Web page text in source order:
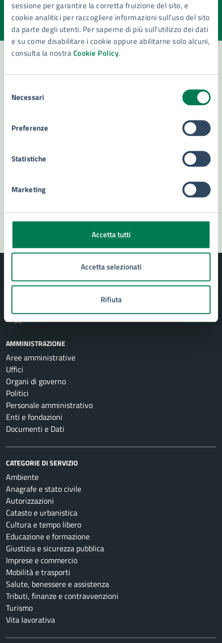
sessione per garantire la corretta fruizione del sito, e
cookie analitici per raccogliere informazioni sull'uso del sito
da parte degli utenti. Per saperne di più sull'utilizzo dei dati
e su come disabilitare i cookie oppure abilitarne solo alcuni,
consulta la nostraCookie Policy.
delNecessari
Preferenze
Statistiche
Marketing
Accetta tutti
Accetta selezionati
Rifiuta
Valuta la chiarezza delle informazioni (da 1 a 5 stelle)
Seleziona il numero di stelle per valutare la chiarezza delle
Valuta 5 stelle su 5
Valuta 4 stelle su 5
Valuta 3 stelle su 5
Valuta 2 stelle su 5
Valuta 1 stelle su 5
Leggi le domande frequenti
Richiedi assistenza
Prenota appuntamento
Problemi in città
Comune di Siracusa
AMMINISTRAZIONE
Aree amministrative
Uffici
Organi di governo
Politici
Personale amministrativo
Enti e fondazioni
Documenti e Dati
CATEGORIE DI SERVIZIO
Ambiente
Anagrafe e stato civile
Autorizzazioni
Catasto e urbanistica
Cultura e tempo libero
Educazione e formazione
Giustizia e sicurezza pubblica
Imprese e commercio
Mobilità e trasporti
Salute, benessere e assistenza
Tributi, finanze e contravvenzioni
Turismo
Vita lavorativa